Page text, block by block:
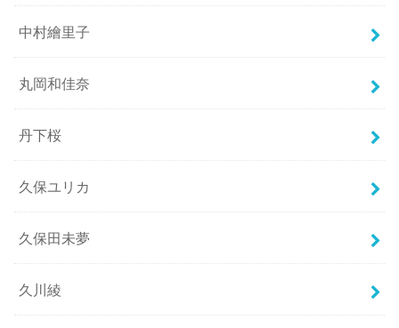
中村繪里子
丸岡和佳奈
丹下桜
久保ユリカ
久保田未夢
久川綾